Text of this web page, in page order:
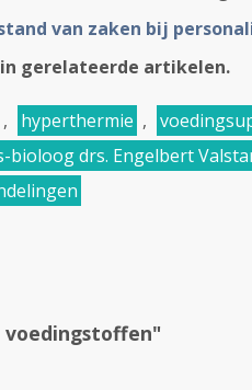
van zaken bij
gerelateerde artikelen.
, hyperthermie ,
bioloog drs. Engelbert